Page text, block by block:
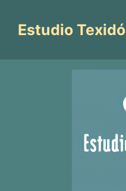
contenido
Estudio Texidó